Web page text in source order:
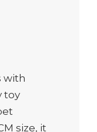
with
toy
size, it